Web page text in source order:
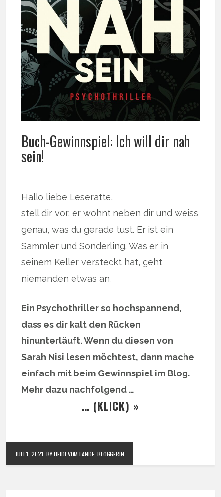
Buch-Gewinnspiel: Ich will dir nah
sein!
Hallo liebe Leseratte,
stell dir vor, er wohnt neben dir und weiss
genau, was du gerade tust. Er ist ein
Sammler und Sonderling. Was er in
seinem Keller versteckt hat, geht
niemanden etwas an.
Ein Psychothriller so hochspannend,
dass es dir kalt den Rücken
hinunterläuft. Wenn du diesen von
Sarah Nisi lesen möchtest, dann mache
einfach mit beim Gewinnspiel im Blog.
Mehr dazu nachfolgend …
… (KLICK) »
JULI 1, 2021 BY HEIDI VOM LANDE, BLOGGERIN